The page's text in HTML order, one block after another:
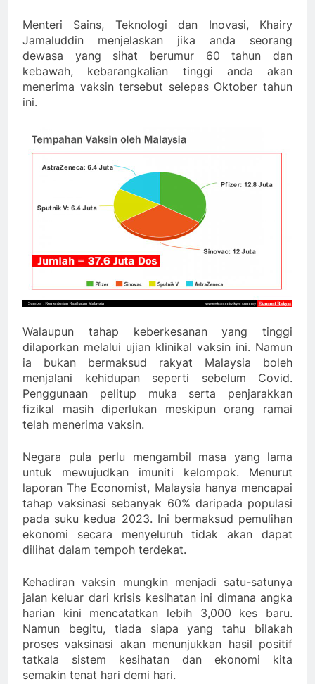
Menteri Sains, Teknologi dan Inovasi, Khairy
Jamaluddin menjelaskan jika anda seorang
dewasa yang sihat berumur 60 tahun dan
kebawah, kebarangkalian tinggi anda akan
menerima vaksin tersebut selepas Oktober tahun
ini.
Walaupun tahap keberkesanan yang tinggi
dilaporkan melalui ujian klinikal vaksin ini. Namun
ia bukan bermaksud rakyat Malaysia boleh
menjalani kehidupan seperti sebelum Covid.
Penggunaan pelitup muka serta penjarakkan
fizikal masih diperlukan meskipun orang ramai
telah menerima vaksin.
Negara pula perlu mengambil masa yang lama
untuk mewujudkan imuniti kelompok. Menurut
laporan The Economist, Malaysia hanya mencapai
tahap vaksinasi sebanyak 60% daripada populasi
pada suku kedua 2023. Ini bermaksud pemulihan
ekonomi secara menyeluruh tidak akan dapat
dilihat dalam tempoh terdekat.
Kehadiran vaksin mungkin menjadi satu-satunya
jalan keluar dari krisis kesihatan ini dimana angka
harian kini mencatatkan lebih 3,000 kes baru.
Namun begitu, tiada siapa yang tahu bilakah
proses vaksinasi akan menunjukkan hasil positif
tatkala sistem kesihatan dan ekonomi kita
semakin tenat hari demi hari.